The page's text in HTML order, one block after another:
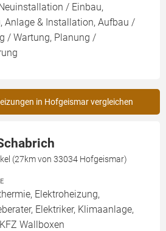
/ Einbau,
Anlage & Installation, Aufbau /
/ Wartung, Planung /
in Hofgeismar vergleichen
(27km von 33034 Hofgeismar)
Elektroheizung,
Elektriker, Klimaanlage,
Wallboxen